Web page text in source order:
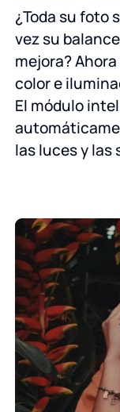
¿Toda su foto
vez su
mejora?
color e
El módulo
las luces y las